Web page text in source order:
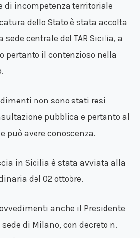
di incompetenza territoriale
dello Stato è stata accolta
sede centrale del TAR Sicilia, a
pertanto il contenzioso nella
non sono stati resi
pubblica e pertanto al
può avere conoscenza.
in Sicilia è stata avviata alla
del 02 ottobre.
anche il Presidente
sede di Milano, con decreto n.